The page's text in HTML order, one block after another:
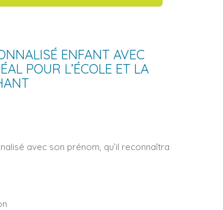
ENFANT AVEC
POUR L’ÉCOLE ET LA
avec son prénom, qu’il reconnaîtra